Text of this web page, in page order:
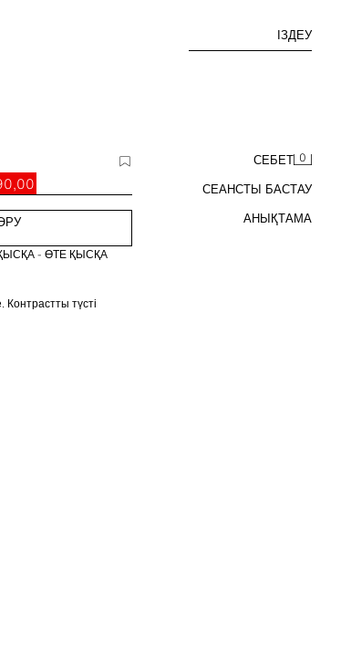
ІЗДЕУ
СЕБЕТ 0
СЕАНСТЫ БАСТАУ
АНЫҚТАМА
- ӨТЕ ҚЫСҚА
түсті